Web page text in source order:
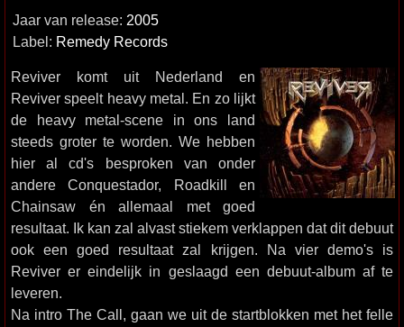
Jaar van release: 2005
Label: Remedy Records
Reviver komt uit Nederland en
Reviver speelt heavy metal. En zo lijkt
de heavy metal-scene in ons land
steeds groter te worden. We hebben
hier al cd's besproken van onder
andere Conquestador, Roadkill en
Chainsaw én allemaal met goed
resultaat. Ik kan zal alvast stiekem verklappen dat dit debuut
ook een goed resultaat zal krijgen. Na vier demo's is
Reviver er eindelijk in geslaagd een debuut-album af te
leveren.
Na intro The Call, gaan we uit de startblokken met het felle